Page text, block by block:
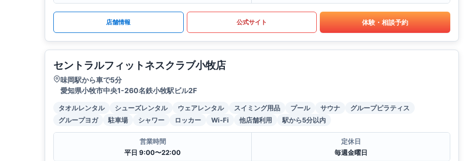
店舗情報 公式サイト 体験・相談予約
セントラルフィットネスクラブ小牧店
味岡駅から車で5分
愛知県小牧市中央1-260名鉄小牧駅ビル2F
タオルレンタル シューズレンタル ウェアレンタル スイミング用品 プール サウナ
グループピラティス
グループヨガ
駐車場 シャワー ロッカー Wi-Fi 他店舗利用 駅から5分以内
営業時間
平日 9:00〜22:00
定休日
毎週金曜日